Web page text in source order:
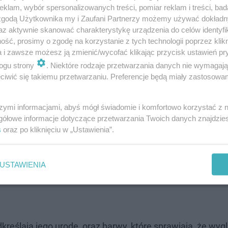
to Twój ulubiony kolor, prawdopodobnie masz w sobie
osobą marzycielską, ale jednocześnie pewną siebie i
różudziałają uspokajająco, natomiastintensywny
osoby unikające różu często wolą bardziej
do życia. Choć różowy bywa kojarzony
kto chce podkreślić swoją pozytywną energię,
pastelowych akcentów po odważne,
- najpiękniejsze wzory. Dodaj swoim dłoniom
wybór spersonalizowanych treści, pomiar reklam i treści,
Użytkownika my i Zaufani Partnerzy możemy używać
aktywnie skanować charakterystykę urządzenia do celów
prosimy o zgodę na korzystanie z tych technologii poprzez
i zawsze możesz ją zmienić/wycofać klikając przycisk ustawień
strony
. Niektóre rodzaje przetwarzania danych nie
się takiemu przetwarzaniu. Preferencje będą miały
informacjami, abyś mógł świadomie i komfortowo korzystać z
informacje dotyczące przetwarzania Twoich danych
oraz po kliknięciu w „Ustawienia”.
USTAWIENIA